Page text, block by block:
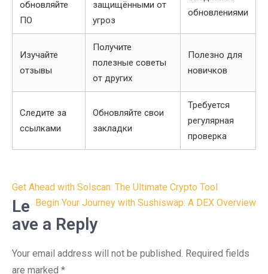
обновляйте
ПО
защищёнными от
угроз
обновлениями
Изучайте
отзывы
Получите
полезные советы
от других
Полезно для
новичков
Следите за
ссылками
Обновляйте свои
закладки
Требуется
регулярная
проверка
Post
navigation
Get Ahead with Solscan: The Ultimate Crypto Tool
Begin Your Journey with Sushiswap: A DEX Overview
Le
ave a Reply
Your email address will not be published. Required fields
are marked *